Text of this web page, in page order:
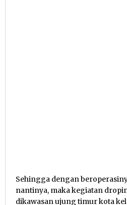
Sehingga dengan
nantinya, maka kegiatan
dikawasan ujung timur kota